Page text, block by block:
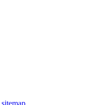
sitemap